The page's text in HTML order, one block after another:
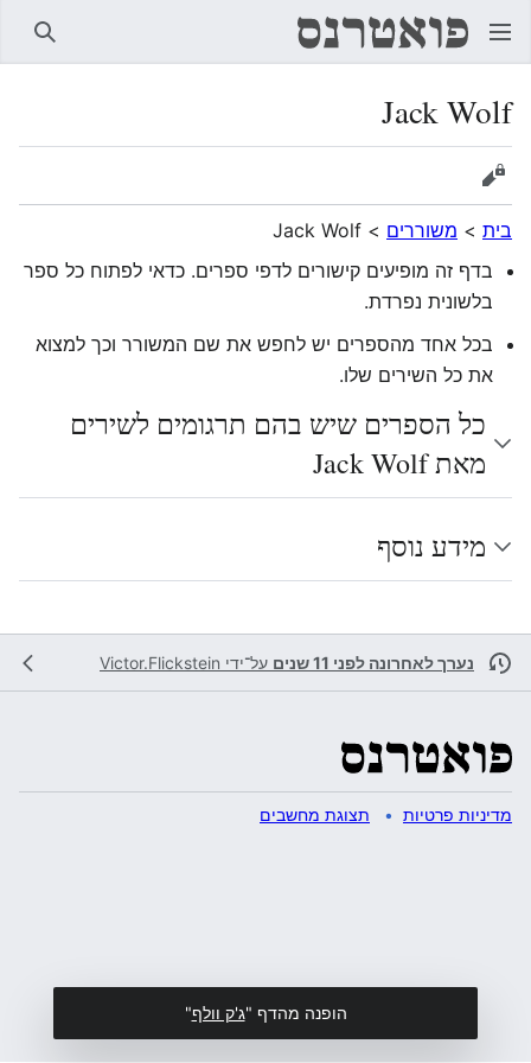
Jack Wolf
הצגת מקור
בית > משוררים >
Jack Wolf
בדף זה מופיעים קישורים לדפי ספרים. כדאי לפתוח כל ספר
בלשונית נפרדת.
בכל אחד מהספרים יש לחפש את שם המשורר וכך למצוא
את כל השירים שלו.
כל הספרים שיש בהם תרגומים לשירים
מאת Jack Wolf
מידע נוסף
נערך לאחרונה לפני 11 שנים על־ידי Victor.Flickstein
מדיניות פרטיות תצוגת מחשבים
הופנה מהדף "ג'ק וולף"